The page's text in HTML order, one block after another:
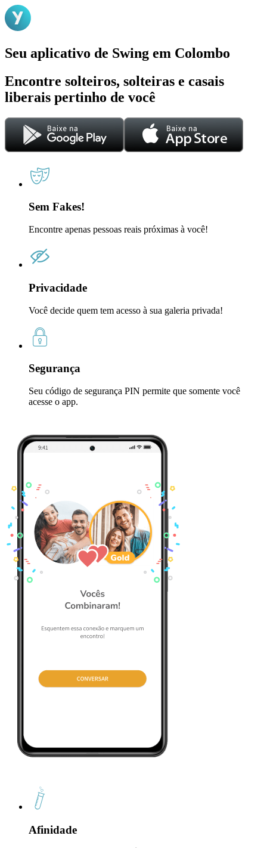
Seu aplicativo de Swing em Colombo
Encontre solteiros, solteiras e casais
liberais pertinho de você
Sem Fakes!
Encontre apenas pessoas reais próximas à você!
Privacidade
Você decide quem tem acesso à sua galeria privada!
Segurança
Seu código de segurança PIN permite que somente você
acesse o app.
Afinidade